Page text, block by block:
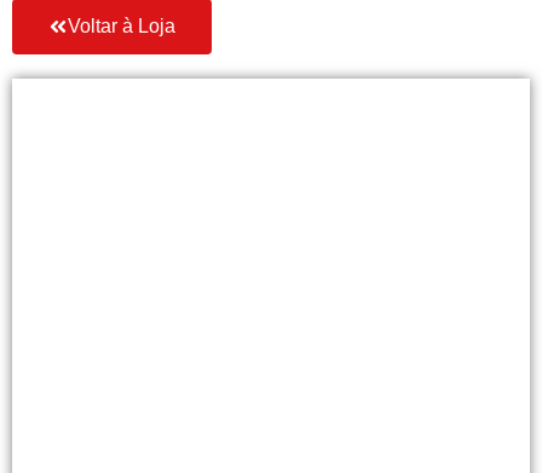
Voltar à Loja